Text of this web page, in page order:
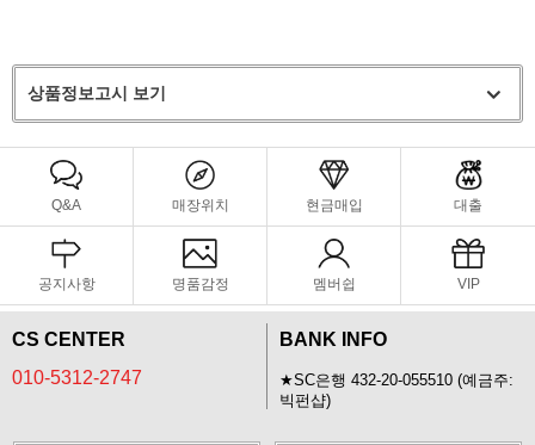
상품정보고시 보기
Q&A 매장위치 현금매입 대출
공지사항 명품감정 멤버쉽 VIP
CS CENTER
010-5312-2747
BANK INFO
★SC은행 432-20-055510 (예금주:
빅펀샵)